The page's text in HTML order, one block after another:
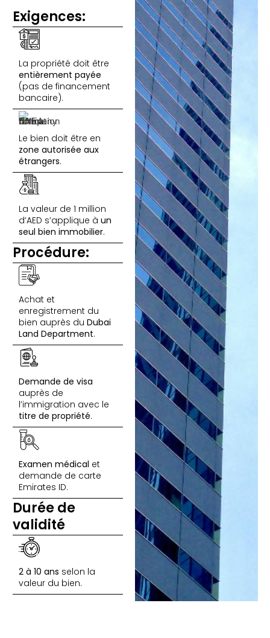
Exigences:
La propriété doit être
entièrement payée
(pas de financement
bancaire).
Le bien doit être en
zone autorisée aux
étrangers.
La valeur de 1 million
d’AED s’applique à un
seul bien immobilier.
Procédure:
Achat et
enregistrement du
bien auprès du Dubai
Land Department.
Demande de visa
auprès de
l’immigration avec le
titre de propriété.
Examen médical et
demande de carte
Emirates ID.
Durée de
validité
2 à 10 ans selon la
valeur du bien.